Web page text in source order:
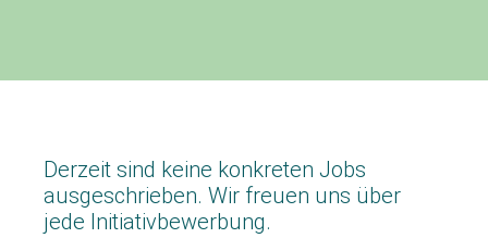
Derzeit sind keine konkreten Jobs
ausgeschrieben. Wir freuen uns über
jede Initiativbewerbung.